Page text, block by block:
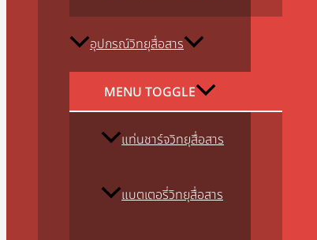
อุปกรณ์วิทยุสื่อสาร
MENU TOGGLE
แท่นชาร์จวิทยุสื่อสาร
แบตเตอรี่วิทยุสื่อสาร